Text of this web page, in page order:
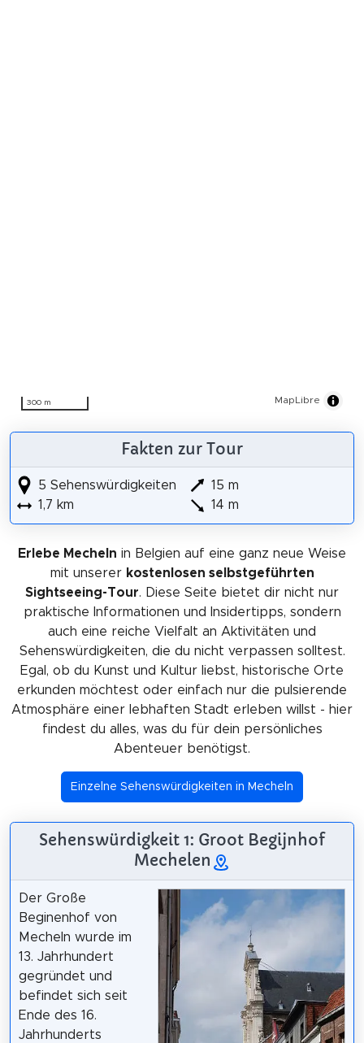
300 m MapLibre
Fakten zur Tour
5 Sehenswürdigkeiten
1,7 km
15 m
14 m
Erlebe Mecheln in Belgien auf eine ganz neue Weise
mit unserer kostenlosen selbstgeführten
Sightseeing-Tour. Diese Seite bietet dir nicht nur
praktische Informationen und Insidertipps, sondern
auch eine reiche Vielfalt an Aktivitäten und
Sehenswürdigkeiten, die du nicht verpassen solltest.
Egal, ob du Kunst und Kultur liebst, historische Orte
erkunden möchtest oder einfach nur die pulsierende
Atmosphäre einer lebhaften Stadt erleben willst - hier
findest du alles, was du für dein persönliches
Abenteuer benötigst.
Einzelne Sehenswürdigkeiten in Mecheln
Sehenswürdigkeit 1: Groot Begijnhof
Mechelen
Der Große
Beginenhof von
Mecheln wurde im
13. Jahrhundert
gegründet und
befindet sich seit
Ende des 16.
Jahrhunderts